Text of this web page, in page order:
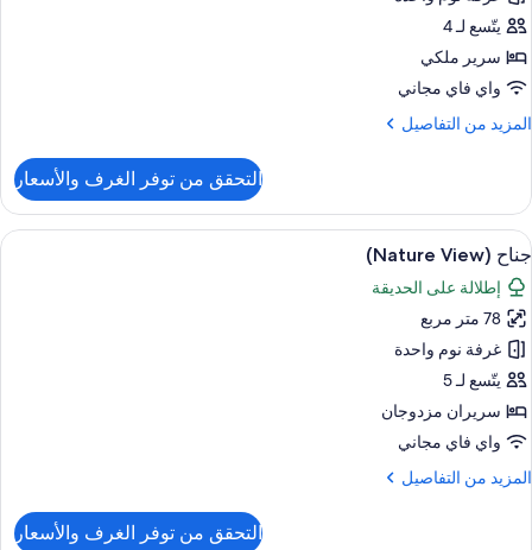
Nature
View
يتّسع لـ 4
سرير ملكي
واي فاي مجاني
المزيد من التفاصيل
المزيد
Master
Suite
Nature
View
التحقق من توفر الغرف والأسعار
استعراض
جميع
صور
جناح
(Nature
View)
أغطية فراش متميزة وألحفة محشوة
6
جناح (Nature View)
إطلالة على الحديقة
78 متر مربع
غرفة نوم واحدة
يتّسع لـ 5
سريران مزدوجان
واي فاي مجاني
المزيد من التفاصيل
المزيد
التحقق من توفر الغرف والأسعار